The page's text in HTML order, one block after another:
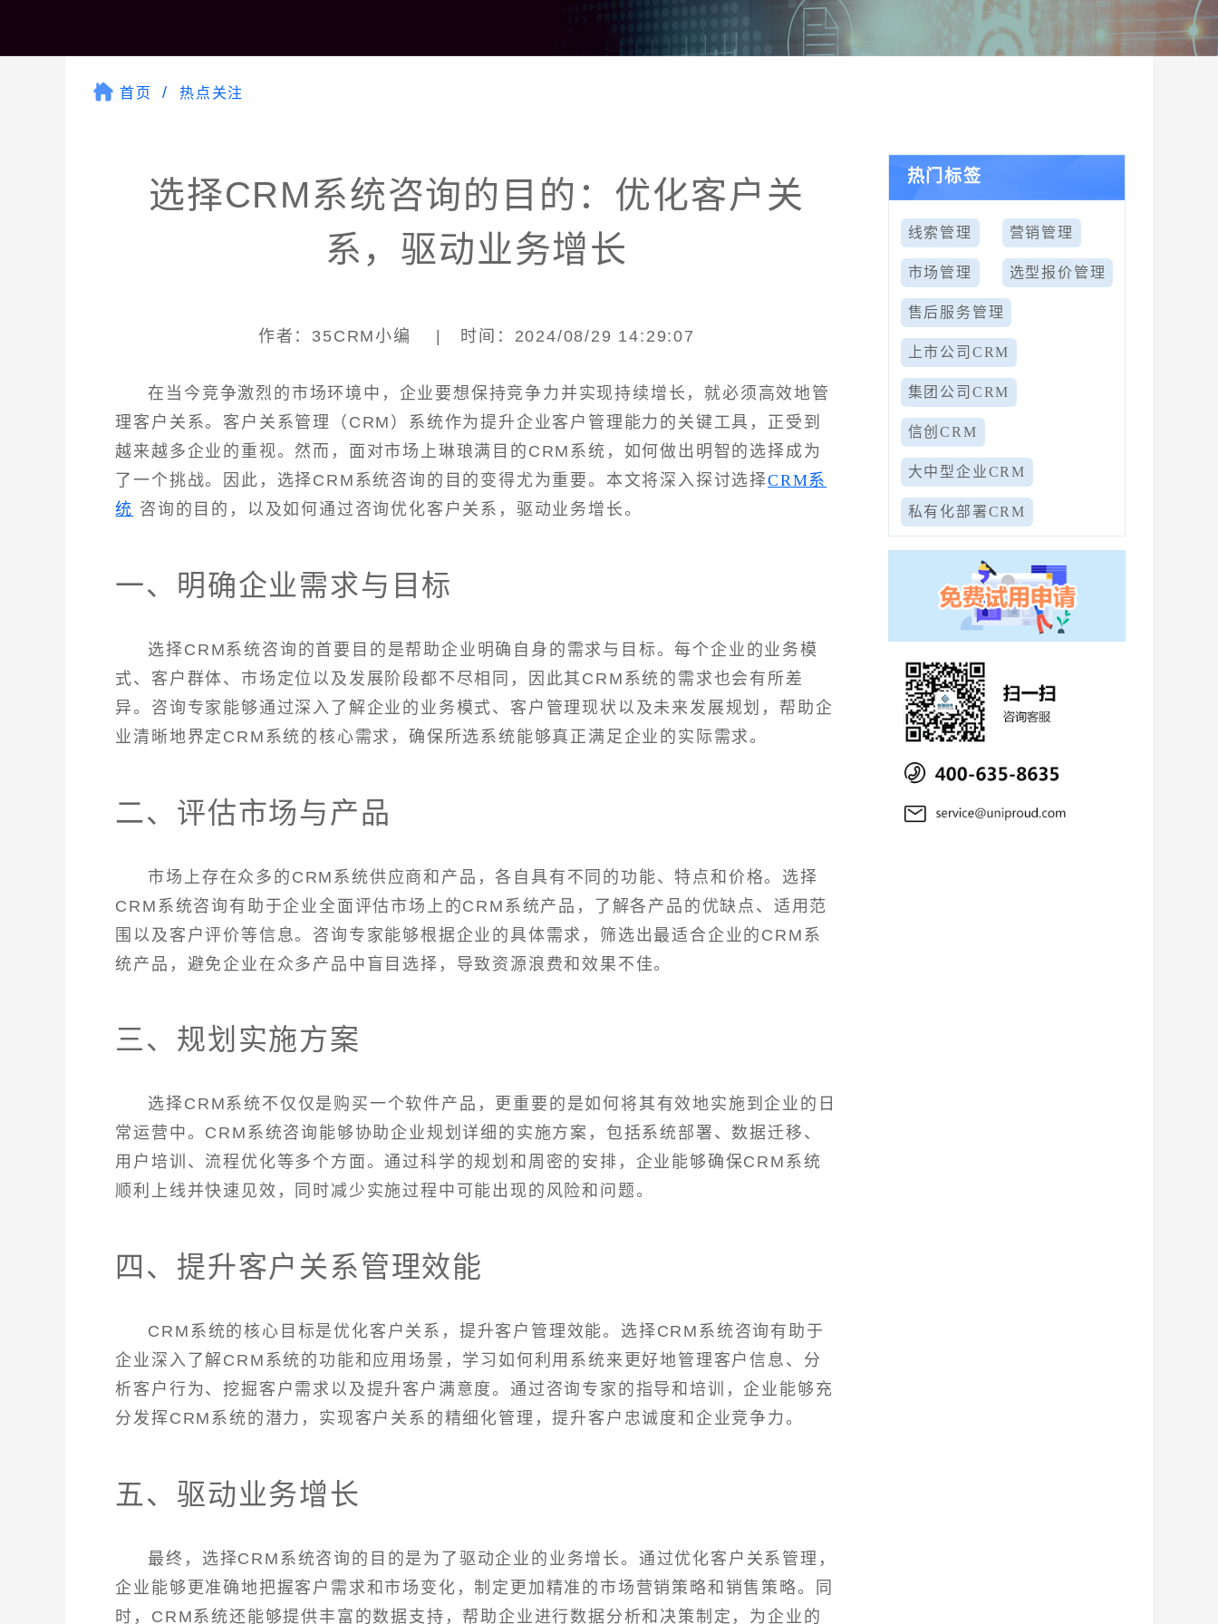
首页 热点关注
选择CRM系统咨询的目的：优化客户关
系，驱动业务增长
作者：35CRM小编 | 时间：2024/08/29 14:29:07
在当今竞争激烈的市场环境中，企业要想保持竞争力并实现持续增长，就必须高效地管
理客户关系。客户关系管理（CRM）系统作为提升企业客户管理能力的关键工具，正受到
越来越多企业的重视。然而，面对市场上琳琅满目的CRM系统，如何做出明智的选择成为
了一个挑战。因此，选择CRM系统咨询的目的变得尤为重要。本文将深入探讨选择CRM系
统 咨询的目的，以及如何通过咨询优化客户关系，驱动业务增长。
一、明确企业需求与目标
选择CRM系统咨询的首要目的是帮助企业明确自身的需求与目标。每个企业的业务模
式、客户群体、市场定位以及发展阶段都不尽相同，因此其CRM系统的需求也会有所差
异。咨询专家能够通过深入了解企业的业务模式、客户管理现状以及未来发展规划，帮助企
业清晰地界定CRM系统的核心需求，确保所选系统能够真正满足企业的实际需求。
二、评估市场与产品
市场上存在众多的CRM系统供应商和产品，各自具有不同的功能、特点和价格。选择
CRM系统咨询有助于企业全面评估市场上的CRM系统产品，了解各产品的优缺点、适用范
围以及客户评价等信息。咨询专家能够根据企业的具体需求，筛选出最适合企业的CRM系
统产品，避免企业在众多产品中盲目选择，导致资源浪费和效果不佳。
三、规划实施方案
选择CRM系统不仅仅是购买一个软件产品，更重要的是如何将其有效地实施到企业的日
常运营中。CRM系统咨询能够协助企业规划详细的实施方案，包括系统部署、数据迁移、
用户培训、流程优化等多个方面。通过科学的规划和周密的安排，企业能够确保CRM系统
顺利上线并快速见效，同时减少实施过程中可能出现的风险和问题。
四、提升客户关系管理效能
CRM系统的核心目标是优化客户关系，提升客户管理效能。选择CRM系统咨询有助于
企业深入了解CRM系统的功能和应用场景，学习如何利用系统来更好地管理客户信息、分
析客户行为、挖掘客户需求以及提升客户满意度。通过咨询专家的指导和培训，企业能够充
分发挥CRM系统的潜力，实现客户关系的精细化管理，提升客户忠诚度和企业竞争力。
五、驱动业务增长
最终，选择CRM系统咨询的目的是为了驱动企业的业务增长。通过优化客户关系管理，
企业能够更准确地把握客户需求和市场变化，制定更加精准的市场营销策略和销售策略。同
时，CRM系统还能够提供丰富的数据支持，帮助企业进行数据分析和决策制定，为企业的
热门标签
线索管理 营销管理
市场管理 选型报价管理
售后服务管理
上市公司CRM
集团公司CRM
信创CRM
大中型企业CRM
私有化部署CRM